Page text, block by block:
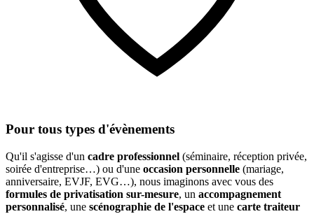
Pour tous types d'évènements
Qu'il s'agisse d'un cadre professionnel (séminaire, réception privée,
soirée d'entreprise…) ou d'une occasion personnelle (mariage,
anniversaire, EVJF, EVG…), nous imaginons avec vous des
formules de privatisation sur-mesure, un accompagnement
personnalisé, une scénographie de l'espace et une carte traiteur